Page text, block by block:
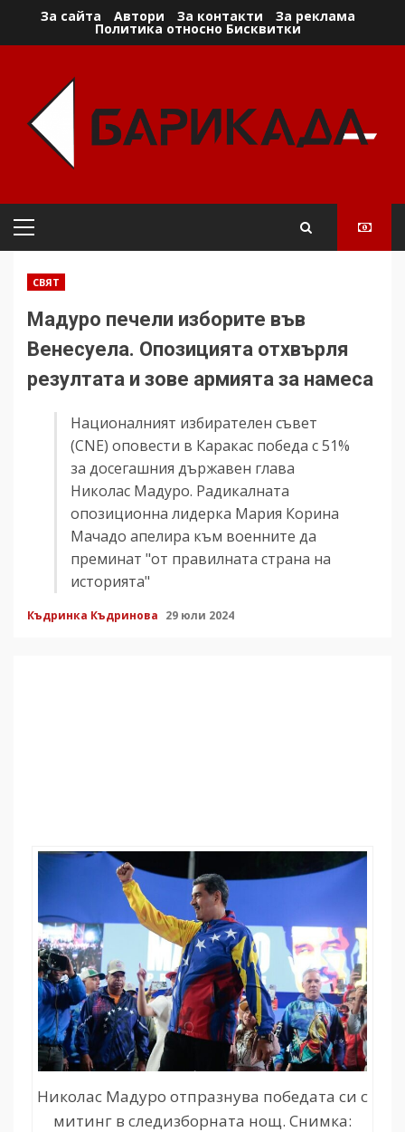
За сайта Автори За контакти За реклама
Политика относно Бисквитки
Primary
СВЯТ
Мадуро печели изборите във
Венесуела. Опозицията отхвърля
резултата и зове армията за намеса
Националният избирателен съвет
(CNE) оповести в Каракас победа с 51%
за досегашния държавен глава
Николас Мадуро. Радикалната
опозиционна лидерка Мария Корина
Мачадо апелира към военните да
преминат "от правилната страна на
историята"
Къдринка Къдринова 29 юли 2024
Николас Мадуро отпразнува победата си с
митинг в следизборната нощ. Снимка: